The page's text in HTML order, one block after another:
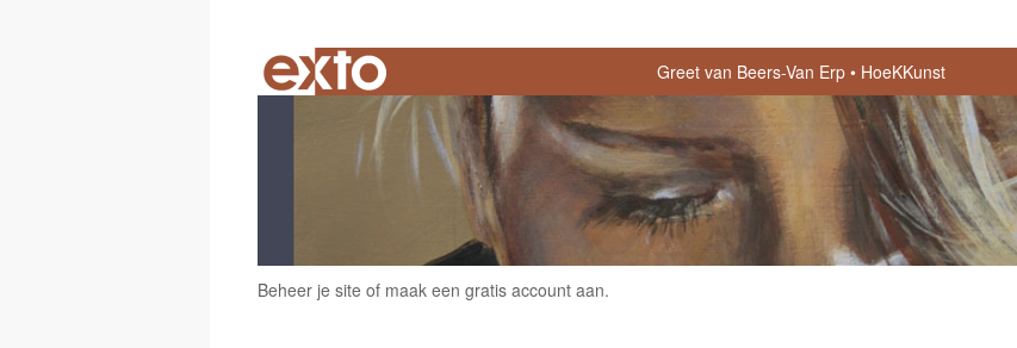
Greet van Beers-Van Erp HoeKKunst
Beheer je site of maak een gratis account aan.